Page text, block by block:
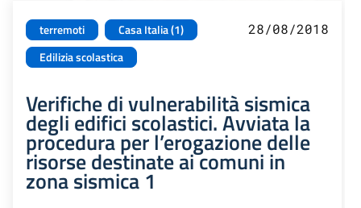
terremoti
Casa Italia (1)
Edilizia scolastica
28/08/2018
Verifiche di vulnerabilità sismica
degli edifici scolastici. Avviata la
procedura per l’erogazione delle
risorse destinate ai comuni in
zona sismica 1